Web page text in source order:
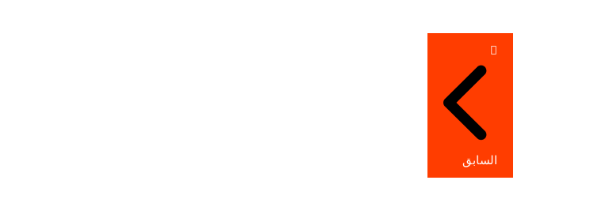
تصفّح
المقالات
السابق